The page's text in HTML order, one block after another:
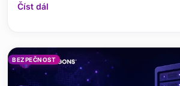
Vysvětlíme klíčové rozdíly mezi
Číst dál
BEZPEČNOST